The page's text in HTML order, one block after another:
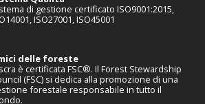
di gestione certificato ISO9001:2015,
ISO27001, ISO45001
delle foreste
è certificata FSC®. Il Forest Stewardship
(FSC) si dedica alla promozione di una
forestale responsabile in tutto il